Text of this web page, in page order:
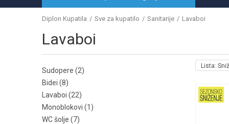
Diplon Kupatila Sve za kupatilo Sanitarije Lavaboi
Lavaboi
Sudopere (2)
Bidei (8)
Lavaboi (22)
Monoblokovi (1)
WC šolje (7)
Lista: